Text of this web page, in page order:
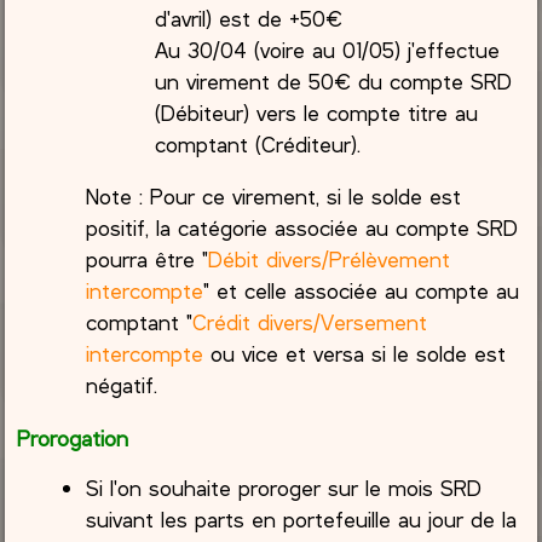
d'avril) est de +50€
Au 30/04 (voire au 01/05) j'effectue
un virement de 50€ du compte SRD
(Débiteur) vers le compte titre au
comptant (Créditeur).
Note : Pour ce virement, si le solde est
positif, la catégorie associée au compte SRD
pourra être "Débit divers/Prélèvement
intercompte" et celle associée au compte au
comptant "Crédit divers/Versement
intercompte ou vice et versa si le solde est
négatif.
Prorogation
Si l'on souhaite proroger sur le mois SRD
suivant les parts en portefeuille au jour de la